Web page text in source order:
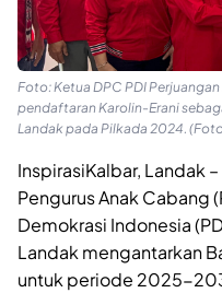
Foto: Ketua DPC PDI
pendaftaran Karolin-Erani
Landak pada Pilkada 2024.
InspirasiKalbar, Landak
Pengurus Anak Cabang
Demokrasi Indonesia
Landak mengantarkan
untuk periode 2025-